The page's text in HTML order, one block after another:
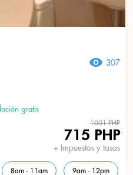
307
gratis
1001 PHP
715 PHP
+ Impuestos y tasas
8am - 11am 9am - 12pm